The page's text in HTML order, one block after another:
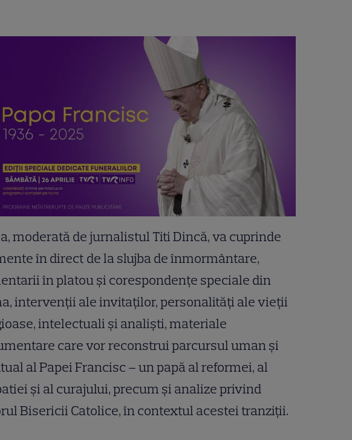
moderată de jurnalistul Titi Dincă, va cuprinde
în direct de la slujba de înmormântare,
în platou şi corespondenţe speciale din
intervenții ale invitaţilor, personalităţi ale vieţii
intelectuali şi analişti, materiale
care vor reconstrui parcursul uman şi
al Papei Francisc – un papă al reformei, al
şi al curajului, precum şi analize privind
Bisericii Catolice, în contextul acestei tranziţii.